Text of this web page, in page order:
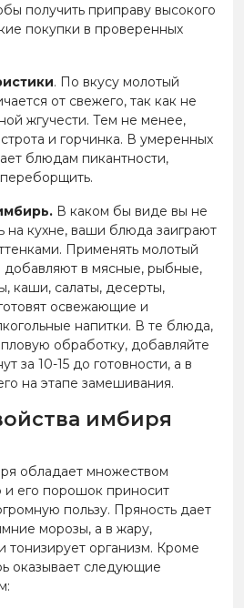
получить приправу высокого
покупки в проверенных
. По вкусу молотый
от свежего, так как не
жгучести. Тем не менее,
и горчинка. В умеренных
блюдам пикантности,
В каком бы виде вы не
на кухне, ваши блюда заиграют
Применять молотый
добавляют в мясные, рыбные,
каши, салаты, десерты,
освежающие и
напитки. В те блюда,
обработку, добавляйте
за 10-15 до готовности, а в
на этапе замешивания.
имбиря
обладает множеством
и его порошок приносит
пользу. Пряность дает
морозы, а в жару,
тонизирует организм. Кроме
оказывает следующие